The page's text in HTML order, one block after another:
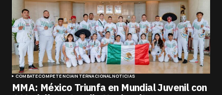
COMBATECOMPETENCIAINTERNACIONALNOTICIAS
MMA: México Triunfa en Mundial Juvenil con